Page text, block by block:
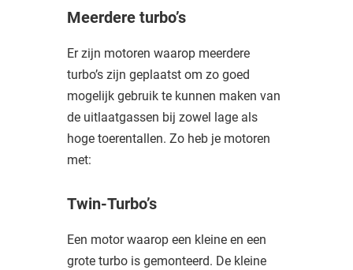
Meerdere turbo’s
Er zijn motoren waarop meerdere
turbo’s zijn geplaatst om zo goed
mogelijk gebruik te kunnen maken van
de uitlaatgassen bij zowel lage als
hoge toerentallen. Zo heb je motoren
met:
Twin-Turbo’s
Een motor waarop een kleine en een
grote turbo is gemonteerd. De kleine